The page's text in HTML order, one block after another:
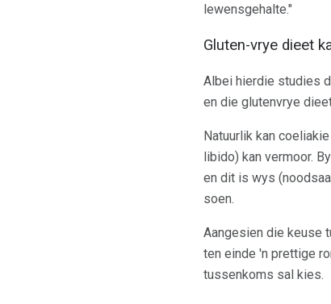
lewensgehalte."
Gluten-vrye dieet
Albei hierdie studies
en die glutenvrye
Natuurlik kan
libido) kan vermoor.
en dit is wys
soen.
Aangesien die keuse
ten einde 'n prettige
tussenkoms sal kies.